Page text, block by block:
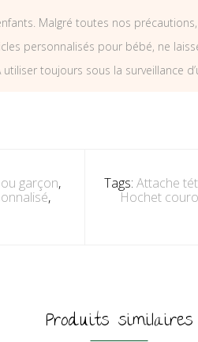
Malgré toutes nos
personnalisés pour bébé, ne
utiliser toujours sous la surveillance
garçon,
,
Tags: Attache
Hochet
Produits similaires